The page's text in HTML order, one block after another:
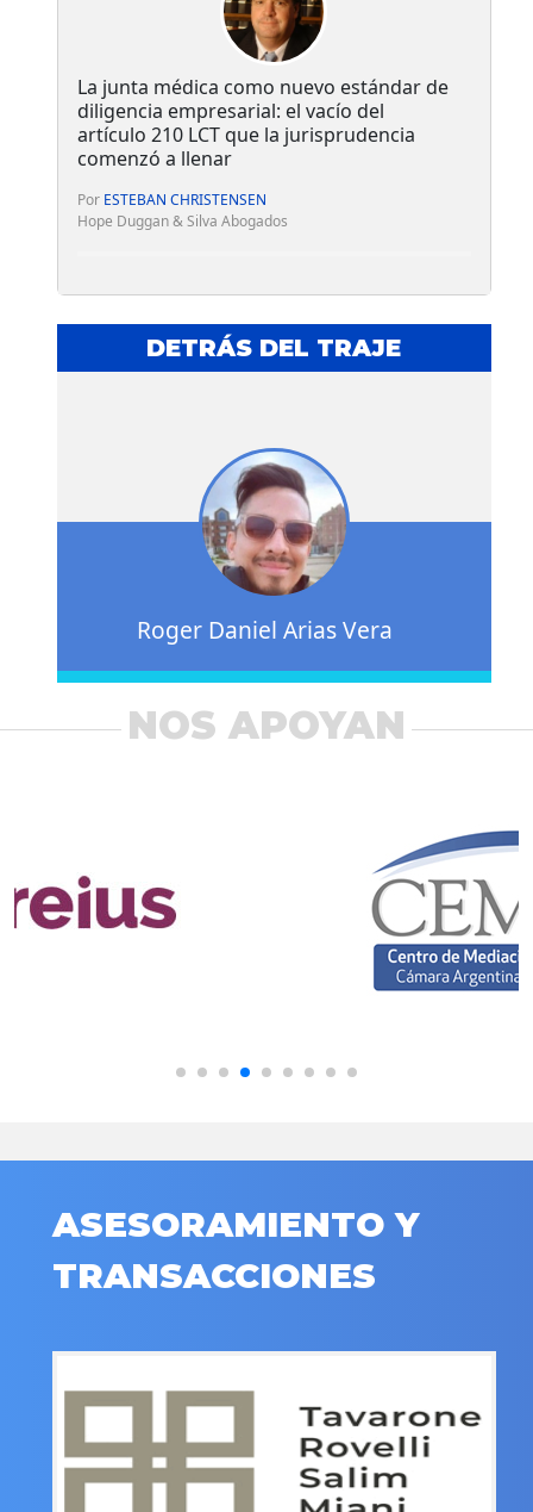
La junta médica como nuevo estándar de
diligencia empresarial: el vacío del
artículo 210 LCT que la jurisprudencia
comenzó a llenar
Por ESTEBAN CHRISTENSEN
Hope Duggan & Silva Abogados
DETRÁS DEL TRAJE
Roger Daniel Arias Vera
NOS APOYAN
ASESORAMIENTO Y
TRANSACCIONES